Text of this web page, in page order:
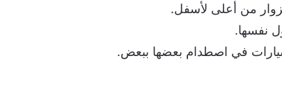
من أعلى لأسفل.
نفسها.
في اصطدام بعضها ببعض.